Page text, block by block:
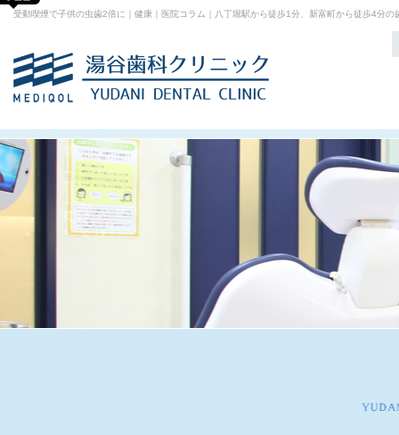
受動喫煙で子供の虫歯2倍に｜健康｜医院コラム｜八丁堀駅から徒歩1分、新富町から徒歩4分の